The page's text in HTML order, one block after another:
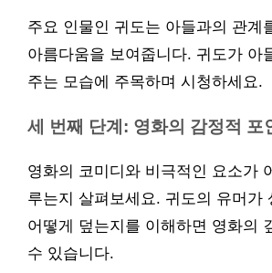
주요 인물인 귀도는 아들과의 관계
아름다움을 보여줍니다. 귀도가 아
주는 모습에 주목하며 시청하세요.
세 번째 단계: 영화의 감정적 포
영화의 코미디와 비극적인 요소가
루는지 살펴보세요. 귀도의 유머가
어떻게 덮는지를 이해하면 영화의
수 있습니다.